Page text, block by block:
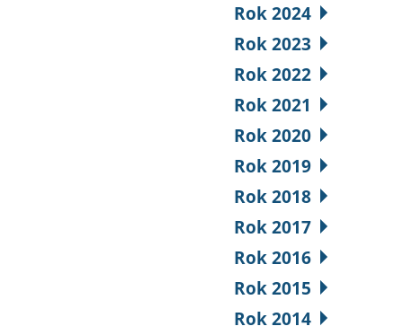
Rok 2024
Rok 2023
Rok 2022
Rok 2021
Rok 2020
Rok 2019
Rok 2018
Rok 2017
Rok 2016
Rok 2015
Rok 2014